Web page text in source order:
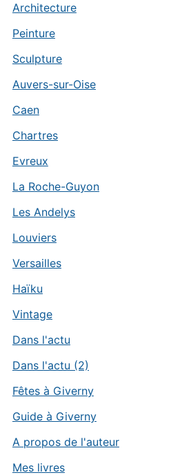
Architecture
Peinture
Sculpture
Auvers-sur-Oise
Caen
Chartres
Evreux
La Roche-Guyon
Les Andelys
Louviers
Versailles
Haïku
Vintage
Dans l'actu
Dans l'actu (2)
Fêtes à Giverny
Guide à Giverny
A propos de l'auteur
Mes livres